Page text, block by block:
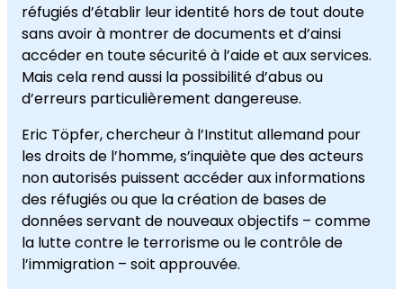
réfugiés d’établir leur identité hors de tout doute
sans avoir à montrer de documents et d’ainsi
accéder en toute sécurité à l’aide et aux services.
Mais cela rend aussi la possibilité d’abus ou
d’erreurs particulièrement dangereuse.
Eric Töpfer, chercheur à l’Institut allemand pour
les droits de l’homme, s’inquiète que des acteurs
non autorisés puissent accéder aux informations
des réfugiés ou que la création de bases de
données servant de nouveaux objectifs – comme
la lutte contre le terrorisme ou le contrôle de
l’immigration – soit approuvée.